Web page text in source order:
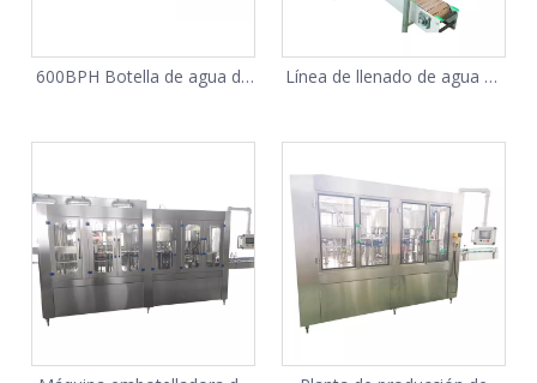
600BPH Botella de agua de
Línea de llenado de agua de